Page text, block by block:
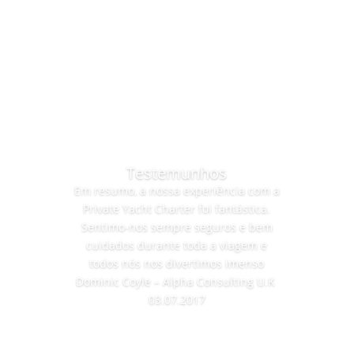
Testemunhos
Em resumo, a nossa experiência com a
Private Yacht Charter foi fantástica.
Sentimo-nos sempre seguros e bem
cuidados durante toda a viagem e
todos nós nos divertimos imenso
Dominic Coyle – Alpha Consulting U.K
03.07.2017